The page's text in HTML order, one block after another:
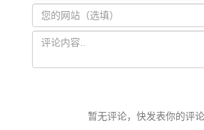
暂无评论，快发表你的评论